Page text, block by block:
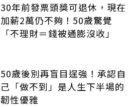
30年前發票頭獎可退休，現在
加薪2萬仍不夠！50歲驚覺
「不理財＝錢被通膨沒收」
50歲後別再盲目逞強！承認自
己「做不到」是人生下半場的
韌性優雅